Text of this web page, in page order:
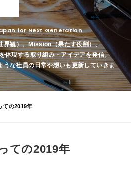
for Next Generation
界観）、Mission（果たす役割）、
体現する取り組み・アイデアを発信。
うな社員の日常や想いも更新していきま
ての2019年
ての2019年